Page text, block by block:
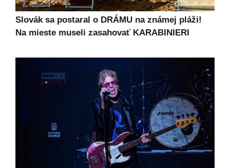
Slovák sa postaral o DRÁMU na známej pláži!
Na mieste museli zasahovať KARABINIERI